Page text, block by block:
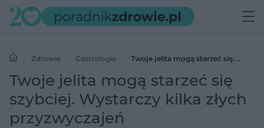
Zdrowie Gastrologia
Twoje jelita mogą starzeć się
szybciej. Wystarczy kilka złych przyzwyczajeń
Twoje jelita mogą starzeć się
szybciej. Wystarczy kilka złych
przyzwyczajeń